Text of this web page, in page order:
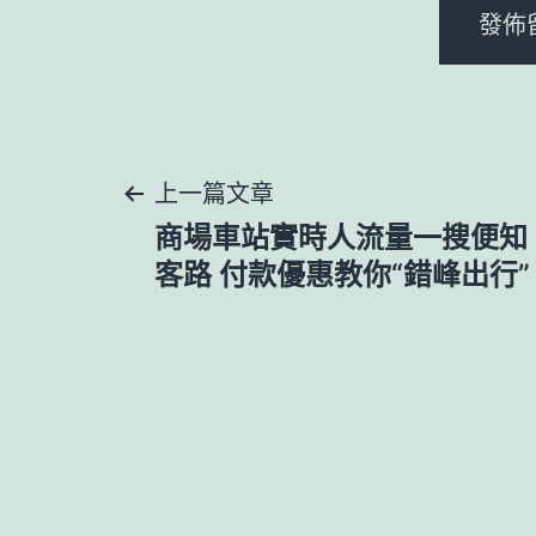
文
章
上一篇文章
商場車站實時人流量一搜便
客路 付款優惠教你“錯峰出行”